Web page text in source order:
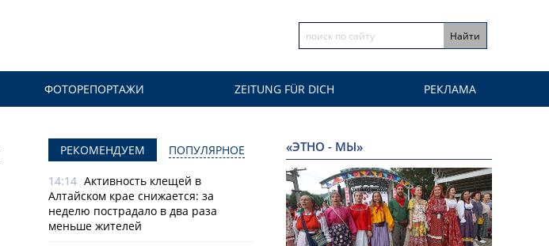
ФОТОРЕПОРТАЖИ ZEITUNG FÜR DICH РЕКЛАМА
РЕКОМЕНДУЕМ ПОПУЛЯРНОЕ
14:14 Активность клещей в
Алтайском крае снижается: за
неделю пострадало в два раза
меньше жителей
«ЭТНО - МЫ»